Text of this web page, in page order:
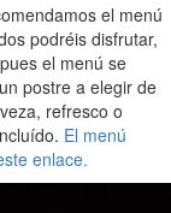
el menú
podréis disfrutar,
el menú se
postre a elegir de
refresco o
El menú
enlace.